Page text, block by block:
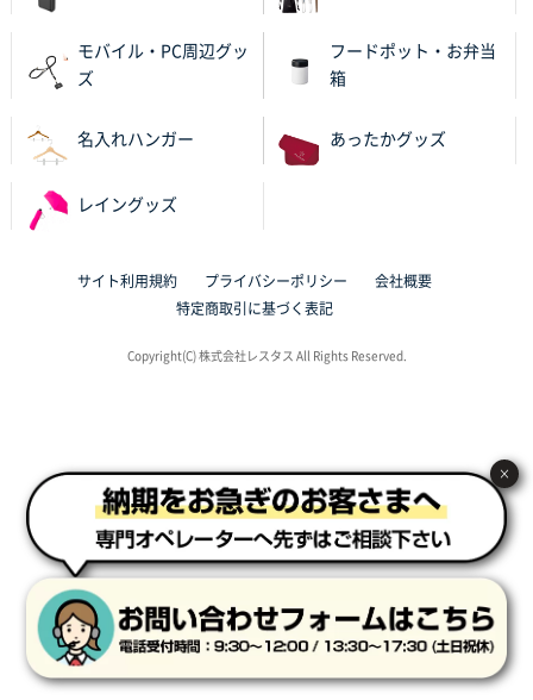
サイトが見やすい
ワンポイントポリ袋 A4サイズ
サイト構成が解りやすかったから
ブックメモ付箋
200枚
過去に製造をお願いしており、注文の流れがスムーズ
に進められるから
東京都S社様
ワンポイントポリ袋 A4サイズ
2025年10月08日 16:28
低価格
モバイル・PC周辺グッ
ズ
フードポット・お弁当
箱
名入れハンガー あったかグッズ
レイングッズ
サイト利用規約 プライバシーポリシー
会社概要
特定商取引に基づく表記
Copyright(C) 株式会社レスタス All Rights Reserved.
×